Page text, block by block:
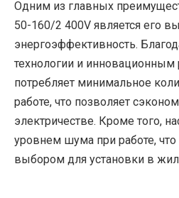
Одним из главных
50-160/2 400V является его
энергоэффективность.
технологии и
потребляет минимальное
работе, что позволяет
электричестве. Кроме того,
уровнем шума при работе,
выбором для установки в